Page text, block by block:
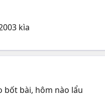
kìa
bốt bài, hôm nào lẩu